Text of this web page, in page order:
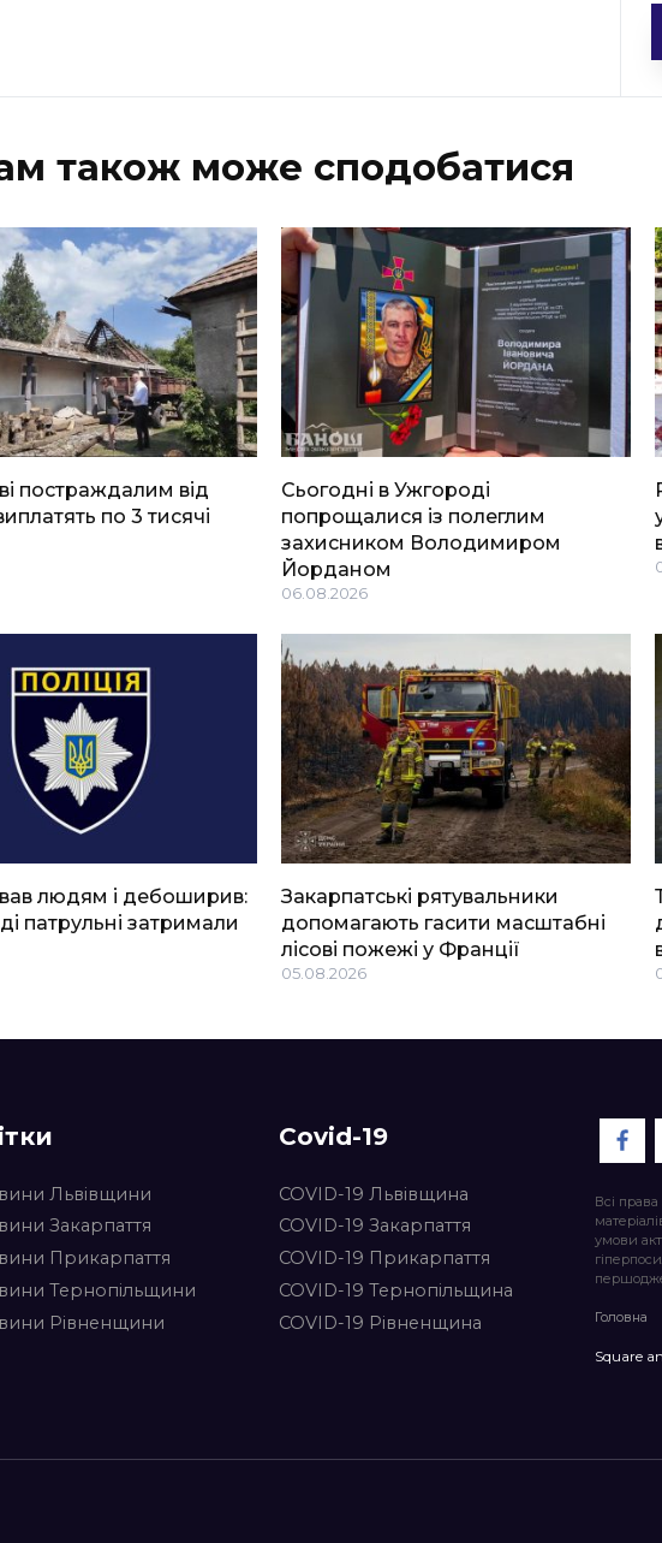
також може сподобатися
постраждалим від
по 3 тисячі
Сьогодні в Ужгороді
попрощалися із полеглим
захисником Володимиром
Йорданом
06.08.2026
людям і дебоширив:
патрульні затримали
Закарпатські рятувальники
допомагають гасити масштабні
лісові пожежі у Франції
05.08.2026
Львівщини
Закарпаття
Прикарпаття
Тернопільщини
Рівненщини
Covid-19
COVID-19 Львівщина
COVID-19 Закарпаття
COVID-19 Прикарпаття
COVID-19 Тернопільщина
COVID-19 Рівненщина
Всі
умови
Головна
Square